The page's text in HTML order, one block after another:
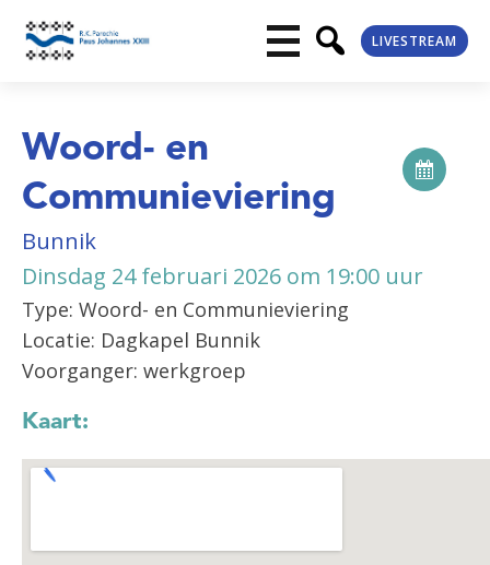
LIVESTREAM
Woord- en
Communieviering
Bunnik
Dinsdag 24 februari 2026 om 19:00 uur
Type: Woord- en Communieviering
Locatie: Dagkapel Bunnik
Voorganger: werkgroep
Kaart: